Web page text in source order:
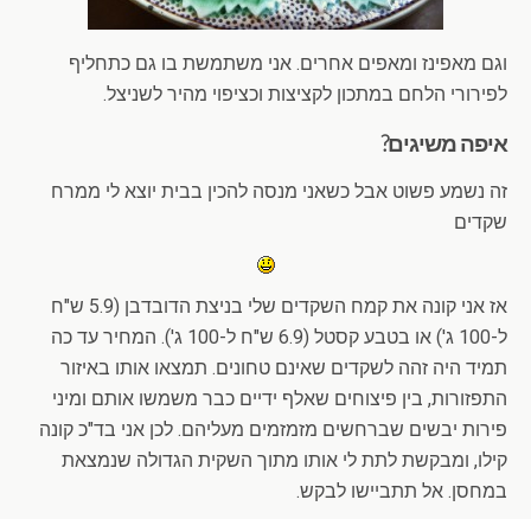
וגם מאפינז ומאפים אחרים. אני משתמשת בו גם כתחליף
לפירורי הלחם במתכון לקציצות וכציפוי מהיר לשניצל.
איפה משיגים?
זה נשמע פשוט אבל כשאני מנסה להכין בבית יוצא לי ממרח
שקדים
אז אני קונה את קמח השקדים שלי בניצת הדובדבן (5.9 ש"ח
ל-100 ג') או בטבע קסטל (6.9 ש"ח ל-100 ג'). המחיר עד כה
תמיד היה זהה לשקדים שאינם טחונים. תמצאו אותו באיזור
התפזורות, בין פיצוחים שאלף ידיים כבר משמשו אותם ומיני
פירות יבשים שברחשים מזמזמים מעליהם. לכן אני בד"כ קונה
קילו, ומבקשת לתת לי אותו מתוך השקית הגדולה שנמצאת
במחסן. אל תתביישו לבקש.